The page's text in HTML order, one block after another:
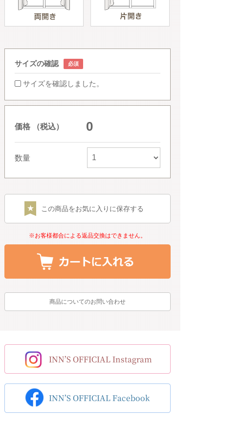
サイズの確認
サイズを確認しました。
価格 （税込） 0
数量
この商品をお気に入りに保存する
※お客様都合による返品交換はできません。
商品についてのお問い合わせ